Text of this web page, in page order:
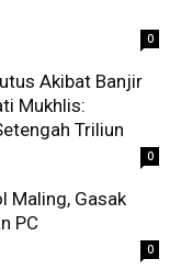
0
Akibat Banjir
Mukhlis:
Triliun
0
Maling, Gasak
PC
0